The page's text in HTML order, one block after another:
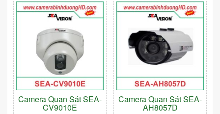
Camera Quan Sát SEA-
CV9010E
Camera Quan Sát SEA-
AH8057D